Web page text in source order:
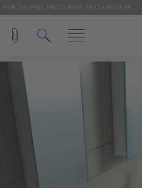
FOR THE 'PRO': PRO.DURAVIT FIND A RETAILER